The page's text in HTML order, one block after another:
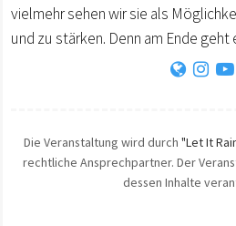
vielmehr sehen wir sie als
und zu stärken. Denn am Ende geht
Die Veranstaltung wird durch "Let It
rechtliche Ansprechpartner. Der
dessen Inhalte